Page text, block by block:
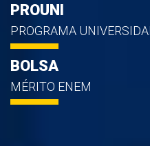
PROUNI
PROGRAMA
BOLSA
MÉRITO ENEM